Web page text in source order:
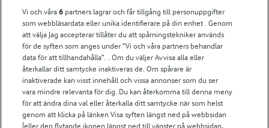
För ägare
Arlas kundportal
Arla.com
Falbygdens Ost
Arla webbshop
Bildbank
Vi och våra6 partners lagrar och får tillgång till personuppgifter
som webbläsardata eller unika identifierare på din enhet . Genom
att välja Jag accepterar tillåter du att spårningstekniker används
för de syften som anges under ”Vi och våra partners behandlar
data för att tillhandahålla”. . Om du väljer Avvisa alla eller
återkallar ditt samtycke inaktiveras de. Om spårare är
inaktiverade kan visst innehåll och vissa annonser som du ser
vara mindre relevanta för dig. Du kan återkomma till denna meny
för att ändra dina val eller återkalla ditt samtycke när som helst
genom att klicka på länken Visa syften längst ned på webbsidan
[eller den flytande ikonen längst ned till vänster på webbsidan,